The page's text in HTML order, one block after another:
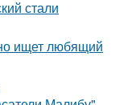
стали
ищет любящий